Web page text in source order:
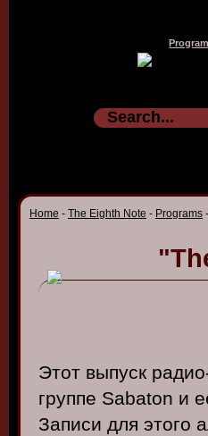
Home - The Eighth Note - Programs -
Этот выпуск
группе Sabaton и
Записи для этого